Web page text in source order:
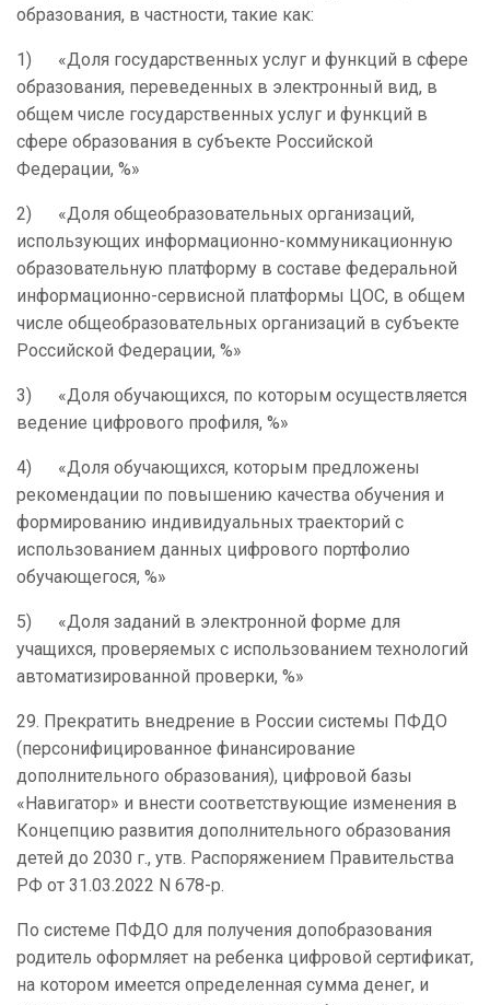
образования, в частности, такие как:
1) «Доля государственных услуг и функций в сфере
образования, переведенных в электронный вид, в
общем числе государственных услуг и функций в
сфере образования в субъекте Российской
Федерации, %»
2) «Доля общеобразовательных организаций,
использующих информационно-коммуникационную
образовательную платформу в составе федеральной
информационно-сервисной платформы ЦОС, в общем
числе общеобразовательных организаций в субъекте
Российской Федерации, %»
3) «Доля обучающихся, по которым осуществляется
ведение цифрового профиля, %»
4) «Доля обучающихся, которым предложены
рекомендации по повышению качества обучения и
формированию индивидуальных траекторий с
использованием данных цифрового портфолио
обучающегося, %»
5) «Доля заданий в электронной форме для
учащихся, проверяемых с использованием технологий
автоматизированной проверки, %»
29. Прекратить внедрение в России системы ПФДО
(персонифицированное финансирование
дополнительного образования), цифровой базы
«Навигатор» и внести соответствующие изменения в
Концепцию развития дополнительного образования
детей до 2030 г., утв. Распоряжением Правительства
РФ от 31.03.2022 N 678-р.
По системе ПФДО для получения допобразования
родитель оформляет на ребенка цифровой сертификат,
на котором имеется определенная сумма денег, и